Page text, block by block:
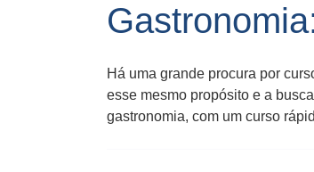
Há uma grande procura por
esse mesmo propósito e a
gastronomia, com um curso